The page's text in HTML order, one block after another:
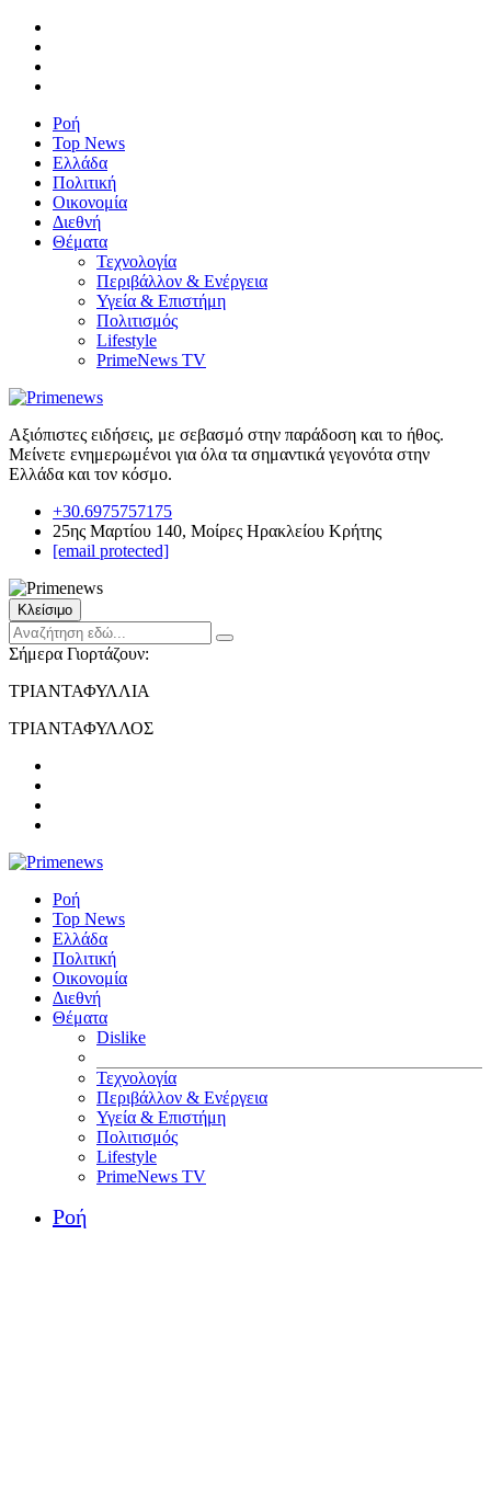
Ροή
Top News
Ελλάδα
Πολιτική
Οικονομία
Διεθνή
Θέματα
Τεχνολογία
Περιβάλλον & Ενέργεια
Υγεία & Επιστήμη
Πολιτισμός
Lifestyle
PrimeNews TV
Αξιόπιστες ειδήσεις, με σεβασμό στην παράδοση και το ήθος.
Μείνετε ενημερωμένοι για όλα τα σημαντικά γεγονότα στην
Ελλάδα και τον κόσμο.
+30.6975757175
25ης Μαρτίου 140, Μοίρες Ηρακλείου Κρήτης
[email protected]
Κλείσιμο
Σήμερα Γιορτάζουν:
ΤΡΙΑΝΤΑΦΥΛΛΙΑ
ΤΡΙΑΝΤΑΦΥΛΛΟΣ
Ροή
Top News
Ελλάδα
Πολιτική
Οικονομία
Διεθνή
Θέματα
Dislike
Τεχνολογία
Περιβάλλον & Ενέργεια
Υγεία & Επιστήμη
Πολιτισμός
Lifestyle
PrimeNews TV
Ροή